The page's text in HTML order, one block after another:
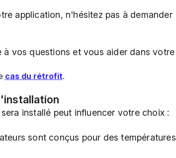
application, n'hésitez pas à demander
à vos questions et vous aider dans votre
cas du rétrofit.
installé peut influencer votre choix :
sont conçus pour des températures